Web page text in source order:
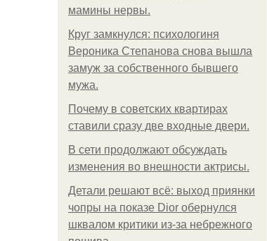
мамины нервы.
Круг замкнулся: психологиня
Вероника Степанова снова вышла
замуж за собственного бывшего
мужа.
Почему в советских квартирах
ставили сразу две входные двери.
В сети продолжают обсуждать
изменения во внешности актрисы.
Детали решают всё: выход приянки
чопры на показе Dior обернулся
шквалом критики из-за небрежного